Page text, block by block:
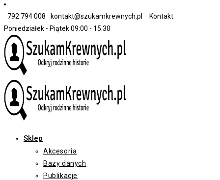
792 794 008 kontakt@szukamkrewnych.pl
Kontakt:
Poniedziałek - Piątek 09:00 - 15:30
Sklep
Akcesoria
Bazy danych
Publikacje